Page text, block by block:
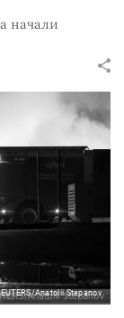
начали
Anatolii Stepanov